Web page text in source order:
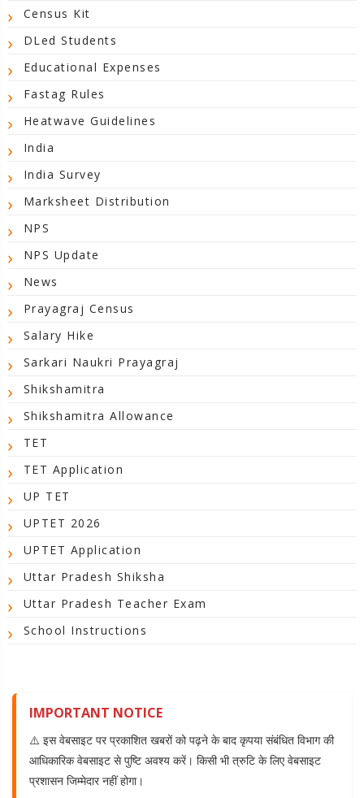
Census Kit
DLed Students
Educational Expenses
Fastag Rules
Heatwave Guidelines
India
India Survey
Marksheet Distribution
NPS
NPS Update
News
Prayagraj Census
Salary Hike
Sarkari Naukri Prayagraj
Shikshamitra
Shikshamitra Allowance
TET
TET Application
UP TET
UPTET 2026
UPTET Application
Uttar Pradesh Shiksha
Uttar Pradesh Teacher Exam
School Instructions
IMPORTANT NOTICE
⚠️ इस वेबसाइट पर प्रकाशित खबरों को पढ़ने के बाद कृपया संबंधित विभाग की
आधिकारिक वेबसाइट से पुष्टि अवश्य करें। किसी भी त्रुटि के लिए वेबसाइट
प्रशासन जिम्मेदार नहीं होगा।